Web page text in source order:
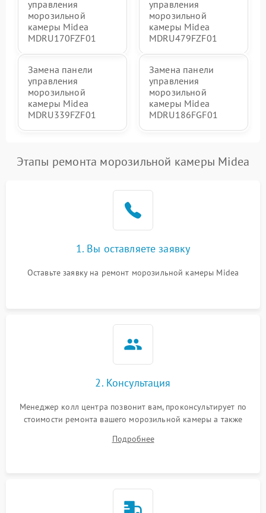
управления
морозильной
камеры Midea
MDRU170FZF01
управления
морозильной
камеры Midea
MDRU479FZF01
Замена панели
управления
морозильной
камеры Midea
MDRU339FZF01
Замена панели
управления
морозильной
камеры Midea
MDRU186FGF01
Этапы ремонта морозильной камеры Midea
1. Вы оставляете заявку
Оставьте заявку на ремонт морозильной камеры Midea
2. Консультация
Менеджер колл центра позвонит вам, проконсультирует по
стоимости ремонта вашего морозильной камеры а также
Подробнее